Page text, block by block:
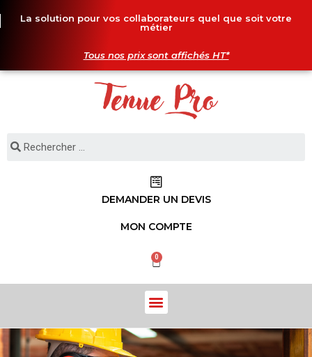
La solution pour vos collaborateurs quel que soit votre
métier
Tous nos prix sont affichés HT*
DEMANDER UN DEVIS
MON COMPTE
0